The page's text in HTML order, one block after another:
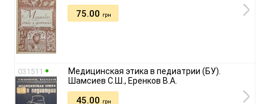
75.00 грн
031511
Медицинская этика в педиатрии (БУ).
Шамсиев С.Ш., Еренков В.А.
45.00 грн